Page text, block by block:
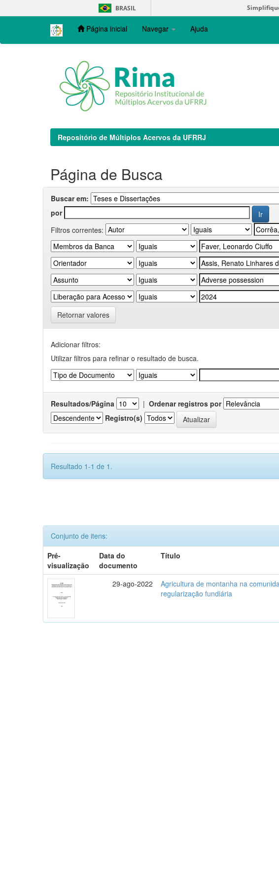
navigation
BRASIL
Página inicial Navegar Ajuda
Repositório de Múltiplos Acervos da UFRRJ
Página de Busca
Buscar em:
por
Filtros correntes:
Retornar valores
Adicionar filtros:
Utilizar filtros para refinar o resultado de busca.
Resultados/Página | Ordenar registros por
Registro(s)
Resultado 1-1 de 1.
Conjunto de itens:
Pré-
visualização
Data do
documento
Título
29-ago-2022
Agricultura de montanha na
regularização fundiária